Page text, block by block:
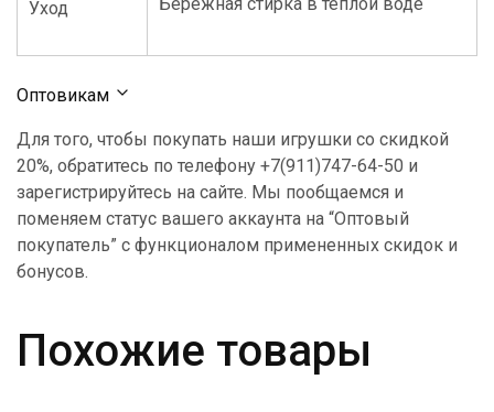
Уход
Оптовикам
Для того, чтобы покупать наши игрушки со скидкой
20%, обратитесь по телефону +7(911)747-64-50 и
зарегистрируйтесь на сайте. Мы пообщаемся и
поменяем статус вашего аккаунта на “Оптовый
покупатель” с функционалом примененных скидок и
бонусов.
Похожие товары